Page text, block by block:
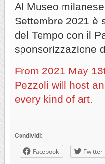
Al Museo
Settembre 2021 è
del Tempo con il
sponsorizzazione
From 2021 May
Pezzoli will host
every kind of art.
Condividi:
Facebook Twitter